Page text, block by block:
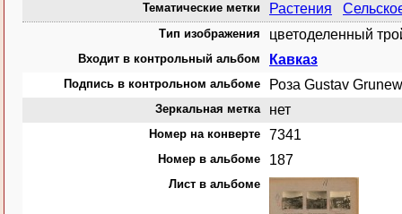
Тематические метки Растения
Тип изображения цветоделенный
Входит в контрольный альбом Кавказ
Подпись в контрольном альбоме Роза Gustav
Зеркальная метка нет
Номер на конверте 7341
Номер в альбоме 187
Лист в альбоме